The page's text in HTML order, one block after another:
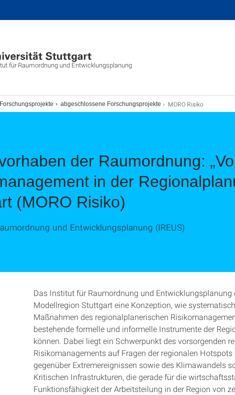
für Raumordnung und Entwicklungsplanung
Forschungsprojekte abgeschlossene Forschungsprojekte MORO Risiko
der Raumordnung:
in der
(MORO Risiko)
und Entwicklungsplanung (IREUS)
Das Institut für Raumordnung und Entwicklungsplanung
Modellregion Stuttgart eine Konzeption, wie
Maßnahmen des regionalplanerischen
bestehende formelle und informelle Instrumente der
können. Dabei liegt ein Schwerpunkt des vorsorgenden
Risikomanagements auf Fragen der regionalen
gegenüber Extremereignissen sowie des Klimawandels
Kritischen Infrastrukturen, die gerade für die
Funktionsfähigkeit der Arbeitsteilung in der Region von